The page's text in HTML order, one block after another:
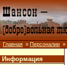
Главная » Персоналии »
Информация